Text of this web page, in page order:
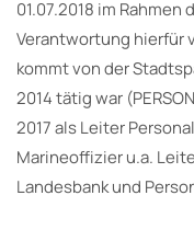
01.07.2018 im
Verantwortung hierfür
kommt von der
2014 tätig war
2017 als Leiter
Marineoffizier u.a.
Landesbank und